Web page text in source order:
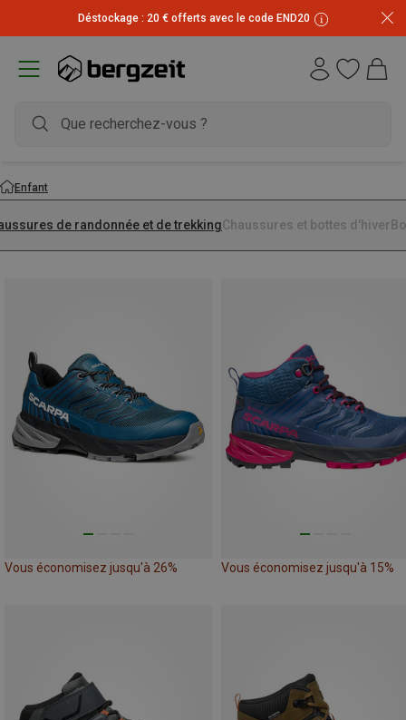
Déstockage : 20 € offerts avec le code END20
Enfant
de randonnée et de trekkingChaussures et bottes d'hiver
Vous économisez jusqu'à 26% Vous économisez jusqu'à 15%